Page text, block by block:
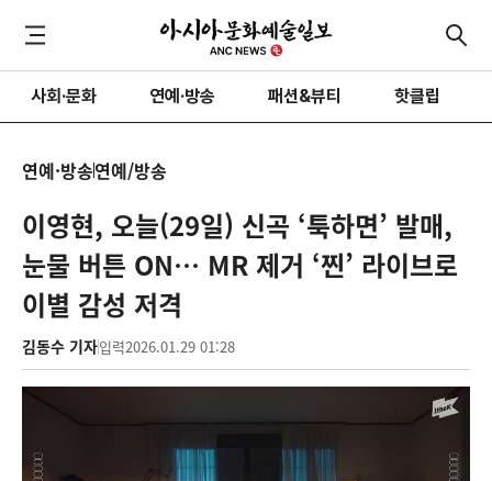
사회·문화 연예·방송 패션&뷰티 핫클립
연예·방송연예/방송
이영현, 오늘(29일) 신곡 ‘툭하면’ 발매,
눈물 버튼 ON… MR 제거 ‘찐’ 라이브로
이별 감성 저격
김동수 기자입력2026.01.29 01:28